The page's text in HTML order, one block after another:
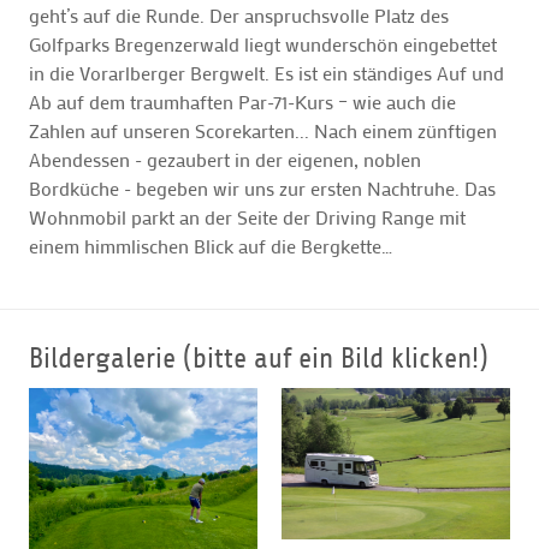
geht’s auf die Runde. Der anspruchsvolle Platz des
Golfparks Bregenzerwald liegt wunderschön eingebettet
in die Vorarlberger Bergwelt. Es ist ein ständiges Auf und
Ab auf dem traumhaften Par-71-Kurs – wie auch die
Zahlen auf unseren Scorekarten... Nach einem zünftigen
Abendessen - gezaubert in der eigenen, noblen
Bordküche - begeben wir uns zur ersten Nachtruhe. Das
Wohnmobil parkt an der Seite der Driving Range mit
einem himmlischen Blick auf die Bergkette…
Bildergalerie (bitte auf ein Bild klicken!)